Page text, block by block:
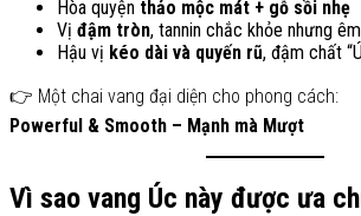
Hòa quyện thảo mộc mát + gỗ sồi nhẹ
Vị đậm tròn, tannin chắc khỏe nhưng êm
Hậu vị kéo dài và quyến rũ, đậm chất
👉 Một chai vang đại diện cho phong cách:
Powerful & Smooth – Mạnh mà Mượt
Vì sao vang Úc này được ưa